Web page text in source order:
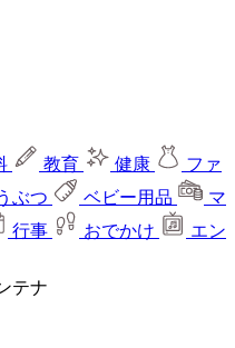
教育 健康
ファ
ぶつ ベビー用品
マ
行事 おでかけ
エン
テナ